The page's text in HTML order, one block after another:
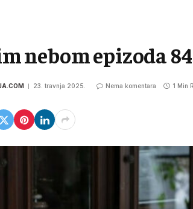
nebom epizoda 84
23. travnja 2025. Nema komentara 1 Min